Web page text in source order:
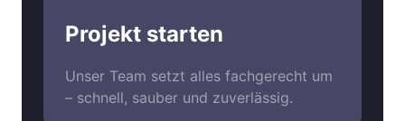
Projekt starten
Unser Team setzt alles fachgerecht um
– schnell, sauber und zuverlässig.